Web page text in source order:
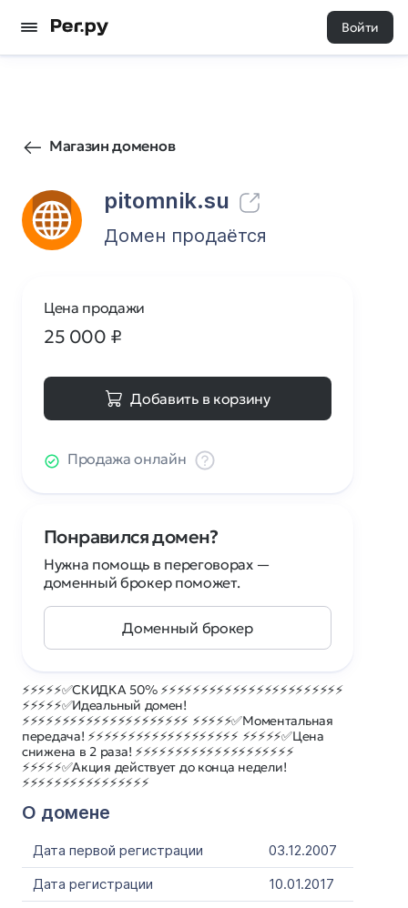
Войти
Магазин доменов
pitomnik.su
115 0
Домен продаётся
⚡⚡⚡⚡⚡✅СКИДКА 50% ⚡⚡⚡⚡⚡⚡⚡⚡⚡⚡⚡⚡⚡⚡⚡⚡⚡⚡⚡⚡⚡⚡⚡
⚡⚡⚡⚡⚡✅Идеальный домен!
⚡⚡⚡⚡⚡⚡⚡⚡⚡⚡⚡⚡⚡⚡⚡⚡⚡⚡⚡⚡⚡ ⚡⚡⚡⚡⚡✅Моментальная
передача! ⚡⚡⚡⚡⚡⚡⚡⚡⚡⚡⚡⚡⚡⚡⚡⚡⚡⚡⚡ ⚡⚡⚡⚡⚡✅Цена
снижена в 2 раза! ⚡⚡⚡⚡⚡⚡⚡⚡⚡⚡⚡⚡⚡⚡⚡⚡⚡⚡⚡⚡
⚡⚡⚡⚡⚡✅Акция действует до конца недели!
⚡⚡⚡⚡⚡⚡⚡⚡⚡⚡⚡⚡⚡⚡⚡⚡
О домене
Дата первой регистрации
03.12.2007
Дата регистрации
10.01.2017
Цена продажи
25 000 ₽
Добавить в корзину
Продажа онлайн
Понравился домен?
Нужна помощь в переговорах —
доменный брокер поможет.
Доменный брокер